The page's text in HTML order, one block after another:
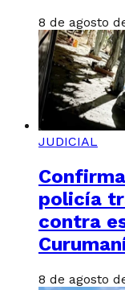
8 de agosto
JUDICIAL
policía
contra
8 de agosto